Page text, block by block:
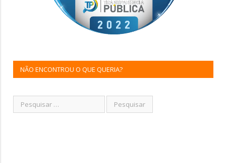
NÃO ENCONTROU O QUE QUERIA?